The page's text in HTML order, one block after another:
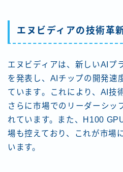
エヌビディアの技術革
エヌビディアは、新しいAIプ
を発表し、AIチップの開発速
ています​。これにより、AI技
さらに市場でのリーダーシッ
れています。また、H100
場も控えており、これが市場
います。